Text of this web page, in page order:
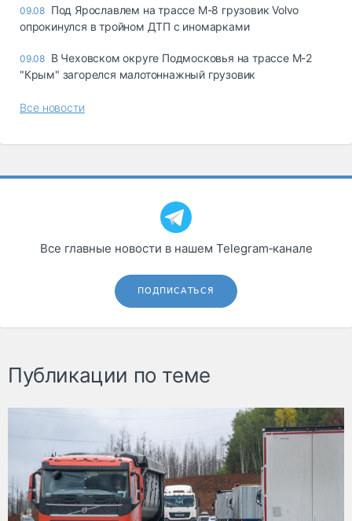
09.08 Под Ярославлем на трассе М-8 грузовик Volvo
опрокинулся в тройном ДТП с иномарками
09.08 В Чеховском округе Подмосковья на трассе М-2
"Крым" загорелся малотоннажный грузовик
Все новости
Все главные новости в нашем Telegram‑канале
ПОДПИСАТЬСЯ
Публикации по теме